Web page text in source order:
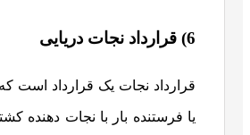
6) قرارداد نجات دریایی
قرارداد نجات یک قرارداد است
یا فرستنده بار با نجات دهنده